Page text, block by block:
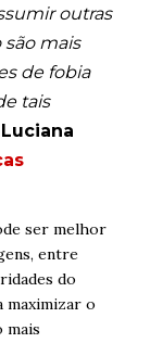
outras
são mais
de fobia
tais
Luciana
ser melhor
entre
do
maximizar o
mais